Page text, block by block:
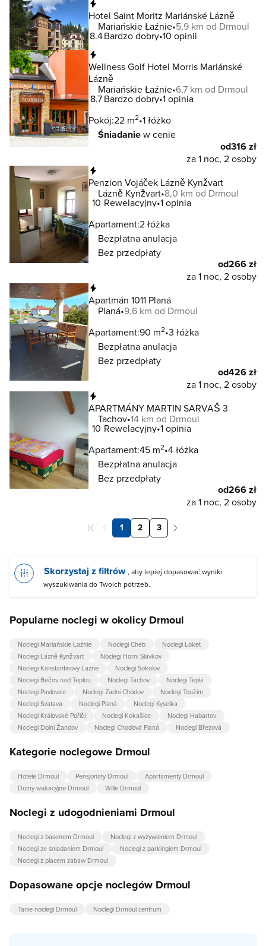
Hotel Saint Moritz Mariánské Lázně
Mariańskie Łaźnie 5,9 km od Drmoul
8.4Bardzo dobry 10 opinii
Wellness Golf Hotel Morris Mariánské
Lázně
Mariańskie Łaźnie 6,7 km od Drmoul
8.7Bardzo dobry 1 opinia
Pokój:22 m2 1 łóżko
Śniadaniew cenie
od316 zł
za 1 noc, 2 osoby
Penzion Vojáček Lázně Kynžvart
Lázně Kynžvart 8,0 km od Drmoul
10 Rewelacyjny 1 opinia
Apartament:2 łóżka
Bezpłatna anulacja
Bez przedpłaty
od266 zł
za 1 noc, 2 osoby
Apartmán 1011 Planá
Planá 9,6 km od Drmoul
Apartament:90 m2 3 łóżka
Bezpłatna anulacja
Bez przedpłaty
od426 zł
za 1 noc, 2 osoby
APARTMÁNY MARTIN SARVAŠ 3
Tachov 14 km od Drmoul
10 Rewelacyjny 1 opinia
Apartament:45 m2 4 łóżka
Bezpłatna anulacja
Bez przedpłaty
od266 zł
za 1 noc, 2 osoby
1 2 3
Skorzystaj z filtrów , aby lepiej dopasować wyniki
wyszukiwania do Twoich potrzeb.
Popularne noclegi w okolicy Drmoul
Noclegi Mariańskie Łaźnie Noclegi Cheb
Noclegi Loket
Noclegi Lázně Kynžvart
Noclegi Horni Slavkov
Noclegi Konstantinovy Lazne
Noclegi Sokolov
Noclegi Bečov nad Teplou
Noclegi Tachov
Noclegi Teplá
Noclegi Pavlovice
Noclegi Zadní Chodov
Noclegi Toužim
Noclegi Svatava
Noclegi Planá
Noclegi Kyselka
Noclegi Královské Poříčí
Noclegi Kokašice
Noclegi Habartov
Noclegi Dolní Žandov
Noclegi Chodová Planá Noclegi Březová
Kategorie noclegowe Drmoul
Hotele Drmoul Pensjonaty Drmoul
Apartamenty Drmoul
Domy wakacyjne Drmoul
Wille Drmoul
Noclegi z udogodnieniami Drmoul
Noclegi z basenem Drmoul
Noclegi z wyżywieniem Drmoul
Noclegi ze śniadaniem Drmoul
Noclegi z parkingiem Drmoul
Noclegi z placem zabaw Drmoul
Dopasowane opcje noclegów Drmoul
Tanie noclegi Drmoul Noclegi Drmoul centrum